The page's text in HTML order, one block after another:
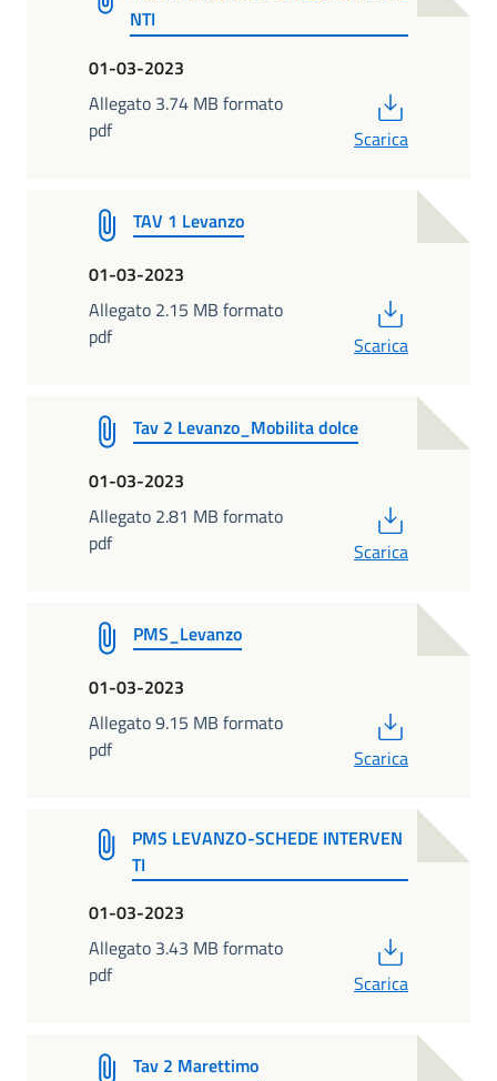
NTI
01-03-2023
Allegato 3.74 MB formato
pdf
Scarica
TAV 1 Levanzo
01-03-2023
Allegato 2.15 MB formato
pdf
Scarica
Tav 2 Levanzo_Mobilita dolce
01-03-2023
Allegato 2.81 MB formato
pdf
Scarica
PMS_Levanzo
01-03-2023
Allegato 9.15 MB formato
pdf
Scarica
PMS LEVANZO-SCHEDE INTERVEN
TI
01-03-2023
Allegato 3.43 MB formato
pdf
Scarica
Tav 2 Marettimo